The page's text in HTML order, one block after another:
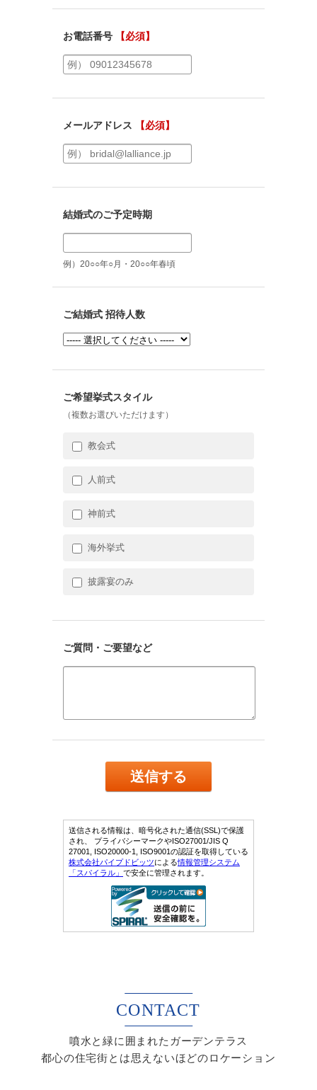
CONTACT
噴水と緑に囲まれたガーデンテラス
都心の住宅街とは思えないほどのロケーション